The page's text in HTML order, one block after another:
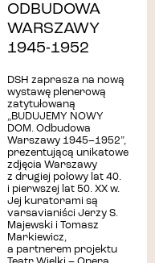
ODBUDOWA
WARSZAWY
1945-1952
DSH zaprasza na nową
wystawę plenerową
zatytułowaną
„BUDUJEMY NOWY
DOM. Odbudowa
Warszawy 1945–1952”,
prezentującą unikatowe
zdjęcia Warszawy
z drugiej połowy lat 40.
i pierwszej lat 50. XX w.
Jej kuratorami są
varsavianiści Jerzy S.
Majewski i Tomasz
Markiewicz,
a partnerem projektu